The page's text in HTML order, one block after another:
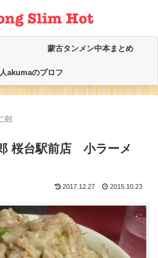
蒙古タンメン中本まとめ
akumaのプロフ
郎
桜台駅前店 小ラーメ
2017.12.27 2015.10.23